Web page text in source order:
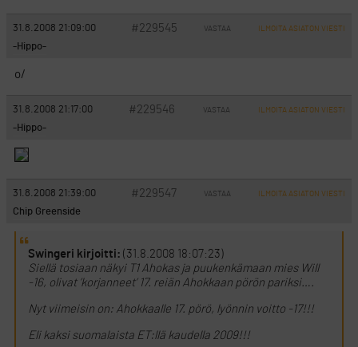
31.8.2008 21:09:00 #229545 VASTAA ILMOITA ASIATON VIESTI
-Hippo-
o/
31.8.2008 21:17:00 #229546 VASTAA ILMOITA ASIATON VIESTI
-Hippo-
31.8.2008 21:39:00 #229547 VASTAA ILMOITA ASIATON VIESTI
Chip Greenside
Swingeri kirjoitti: (31.8.2008 18:07:23)
Siellä tosiaan näkyi T1 Ahokas ja puukenkämaan mies Will
-16, olivat ’korjanneet’ 17. reiän Ahokkaan pörön pariksi….
Nyt viimeisin on: Ahokkaalle 17. pörö, lyönnin voitto -17!!!
Eli kaksi suomalaista ET:llä kaudella 2009!!!